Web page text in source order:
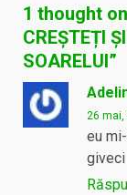
1 thought
CREȘTEȚI
SOARELUI”
26 mai,
eu
giveci